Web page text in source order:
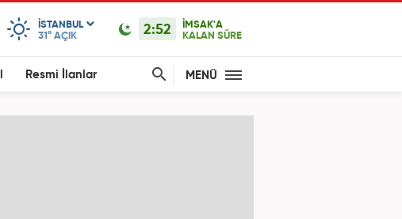
ISTANBUL
31° AÇIK 2:52
İMSAK'A
KALAN SÜRE
Resmi İlanlar MENÜ